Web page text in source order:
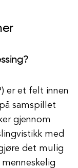
er et felt innen
samspillet
gjennom
med
det mulig